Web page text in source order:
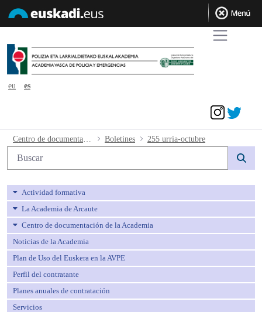
eu
es
255 urria-octubre - avpe
Boletines 255 urria-octubre
Búsqueda web
Actividad formativa
La Academia de Arcaute
Centro de documentación de la Academia
Noticias de la Academia
Plan de Uso del Euskera en la AVPE
Perfil del contratante
Planes anuales de contratación
Servicios